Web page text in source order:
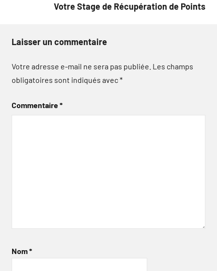
Votre Stage de Récupération de Points
Laisser un commentaire
Votre adresse e-mail ne sera pas publiée. Les champs
obligatoires sont indiqués avec*
Commentaire*
Nom*